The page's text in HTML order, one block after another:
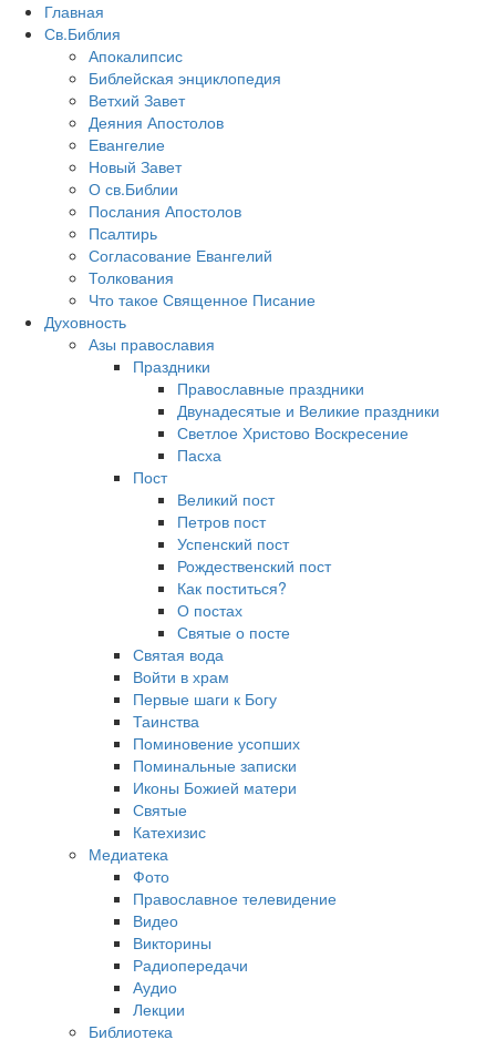
Главная
Св.Библия
Апокалипсис
Библейская энциклопедия
Ветхий Завет
Деяния Апостолов
Евангелие
Новый Завет
О св.Библии
Послания Апостолов
Псалтирь
Согласование Евангелий
Толкования
Что такое Священное Писание
Духовность
Азы православия
Праздники
Православные праздники
Двунадесятые и Великие праздники
Светлое Христово Воскресение
Пасха
Пост
Великий пост
Петров пост
Успенский пост
Рождественский пост
Как поститься?
О постах
Святые о посте
Святая вода
Войти в храм
Первые шаги к Богу
Таинства
Поминовение усопших
Поминальные записки
Иконы Божией матери
Святые
Катехизис
Медиатека
Фото
Православное телевидение
Видео
Викторины
Радиопередачи
Аудио
Лекции
Библиотека